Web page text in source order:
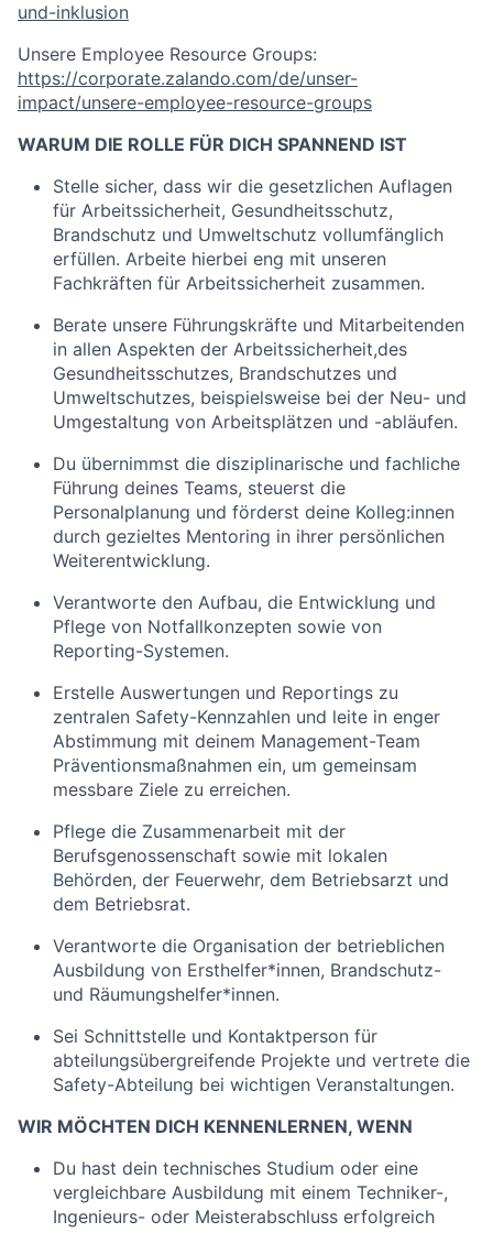
und-inklusion
Unsere Employee Resource Groups:
https://corporate.zalando.com/de/unser-
impact/unsere-employee-resource-groups
WARUM DIE ROLLE FÜR DICH SPANNEND IST
Stelle sicher, dass wir die gesetzlichen Auflagen
für Arbeitssicherheit, Gesundheitsschutz,
Brandschutz und Umweltschutz vollumfänglich
erfüllen. Arbeite hierbei eng mit unseren
Fachkräften für Arbeitssicherheit zusammen.
Berate unsere Führungskräfte und Mitarbeitenden
in allen Aspekten der Arbeitssicherheit,des
Gesundheitsschutzes, Brandschutzes und
Umweltschutzes, beispielsweise bei der Neu- und
Umgestaltung von Arbeitsplätzen und -abläufen.
Du übernimmst die disziplinarische und fachliche
Führung deines Teams, steuerst die
Personalplanung und förderst deine Kolleg:innen
durch gezieltes Mentoring in ihrer persönlichen
Weiterentwicklung.
Verantworte den Aufbau, die Entwicklung und
Pflege von Notfallkonzepten sowie von
Reporting-Systemen.
Erstelle Auswertungen und Reportings zu
zentralen Safety-Kennzahlen und leite in enger
Abstimmung mit deinem Management-Team
Präventionsmaßnahmen ein, um gemeinsam
messbare Ziele zu erreichen.
Pflege die Zusammenarbeit mit der
Berufsgenossenschaft sowie mit lokalen
Behörden, der Feuerwehr, dem Betriebsarzt und
dem Betriebsrat.
Verantworte die Organisation der betrieblichen
Ausbildung von Ersthelfer*innen, Brandschutz-
und Räumungshelfer*innen.
Sei Schnittstelle und Kontaktperson für
abteilungsübergreifende Projekte und vertrete die
Safety-Abteilung bei wichtigen Veranstaltungen.
WIR MÖCHTEN DICH KENNENLERNEN, WENN
Du hast dein technisches Studium oder eine
vergleichbare Ausbildung mit einem Techniker-,
Ingenieurs- oder Meisterabschluss erfolgreich